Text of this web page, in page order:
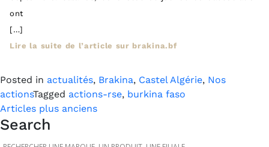
ont
[…]
Lire la suite de l’article sur brakina.bf
Posted in actualités, Brakina, Castel Algérie, Nos
actionsTagged actions-rse, burkina faso
Navigation
des
Articles plus anciens
Search